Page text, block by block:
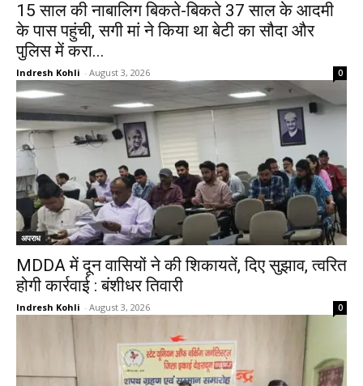
15 साल की नाबालिग बिकते-बिकते 37 साल के आदमी
के पास पहुंची, सगी मां ने किया था बेटी का सौदा और
पुलिस में करा...
Indresh Kohli - August 3, 2026 0
अपराध
MDDA में दून वासियों ने की शिकायतें, दिए सुझाव, त्वरित
होगी कार्रवाई : बंशीधर तिवारी
Indresh Kohli - August 3, 2026 0